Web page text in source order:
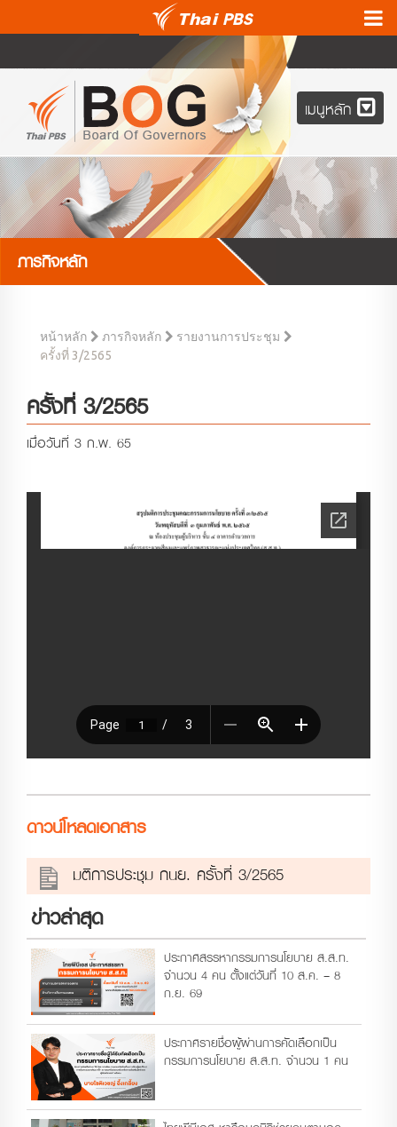
เมนูหลัก
ภารกิจหลัก
หน้าหลัก ภารกิจหลัก รายงานการประชุม
ครั้งที่ 3/2565
ครั้งที่ 3/2565
เมื่อวันที่ 3 ก.พ. 65
ดาวน์โหลดเอกสาร
มติการประชุม กนย. ครั้งที่ 3/2565
ข่าวล่าสุด
ประกาศสรรหากรรมการนโยบาย ส.ส.ท.
จำนวน 4 คน ตั้งแต่วันที่ 10 ส.ค. – 8
ก.ย. 69
ประกาศรายชื่อผู้ผ่านการคัดเลือกเป็น
กรรมการนโยบาย ส.ส.ท. จำนวน 1 คน